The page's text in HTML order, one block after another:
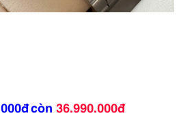
còn 36.990.000đ